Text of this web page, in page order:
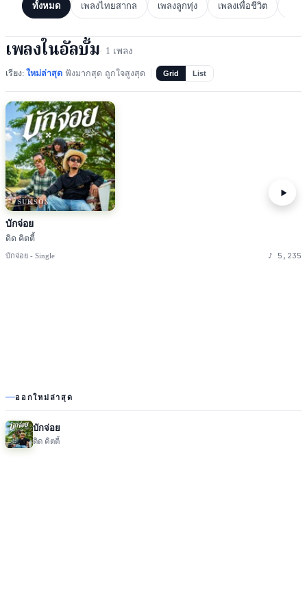
ทั้งหมด เพลงไทยสากล เพลงลูกทุ่ง เพลงเพื่อชีวิต
เพลงในอัลบั้ม· 1 เพลง
เรียง: ใหม่ล่าสุด ฟังมากสุด ถูกใจสูงสุด Grid List
♪ SUKSON
บักจ่อย
ดิด คิตตี้
บักจ่อย - Single ♪ 5,235
ออกใหม่ล่าสุด
บักจ่อย
ดิด คิตตี้